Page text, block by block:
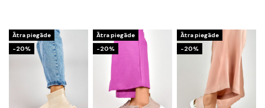
Ātra piegāde
-20%
Ātra piegāde
-20%
Ātra piegāde
-20%